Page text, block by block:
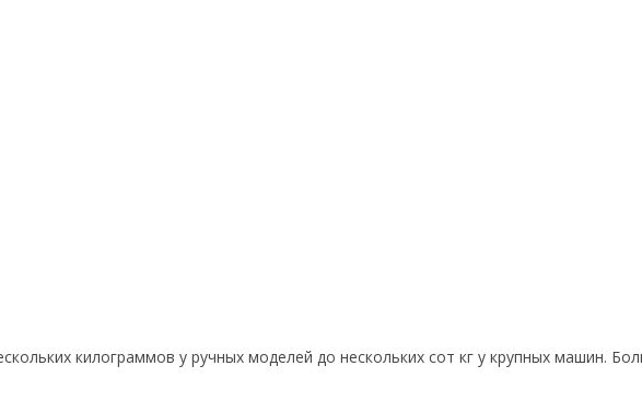
килограммов у ручных моделей до нескольких сот кг у крупных машин.